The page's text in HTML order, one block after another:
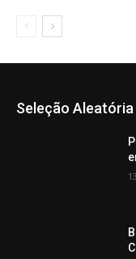
Seleção Aleatória